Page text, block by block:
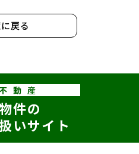
戻る
動産
件の
いサイト